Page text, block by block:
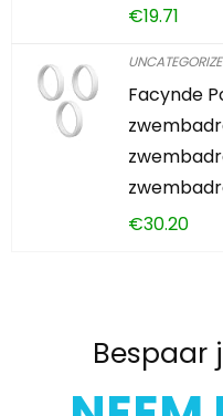
€19.71
Facynde
€30.20
Bespaar